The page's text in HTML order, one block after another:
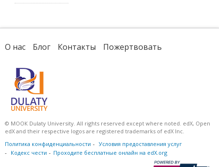
О нас Блог Контакты Пожертвовать
© МООК Dulaty University. All rights reserved except where noted. edX, Open
edX and their respective logos are registered trademarks of edX Inc.
Политика конфиденциальности
Условия предоставления услуг
Кодекс чести
Проходите бесплатные онлайн на edX.org